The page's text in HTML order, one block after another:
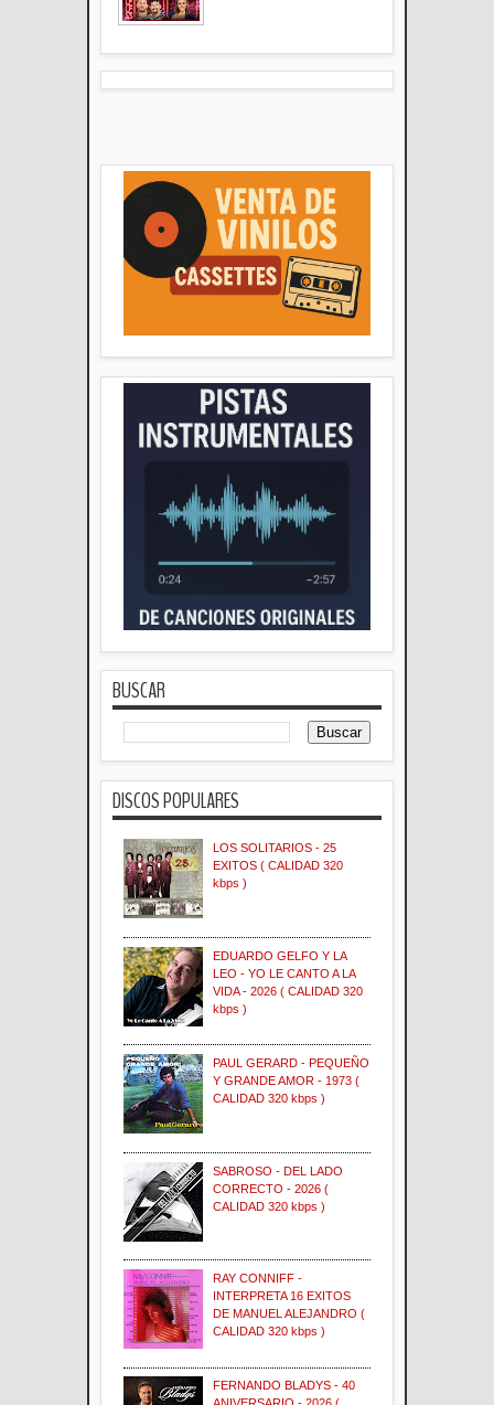
BUSCAR
DISCOS POPULARES
LOS SOLITARIOS - 25
EXITOS ( CALIDAD 320
kbps )
EDUARDO GELFO Y LA
LEO - YO LE CANTO A LA
VIDA - 2026 ( CALIDAD 320
kbps )
PAUL GERARD - PEQUEÑO
Y GRANDE AMOR - 1973 (
CALIDAD 320 kbps )
SABROSO - DEL LADO
CORRECTO - 2026 (
CALIDAD 320 kbps )
RAY CONNIFF -
INTERPRETA 16 EXITOS
DE MANUEL ALEJANDRO (
CALIDAD 320 kbps )
FERNANDO BLADYS - 40